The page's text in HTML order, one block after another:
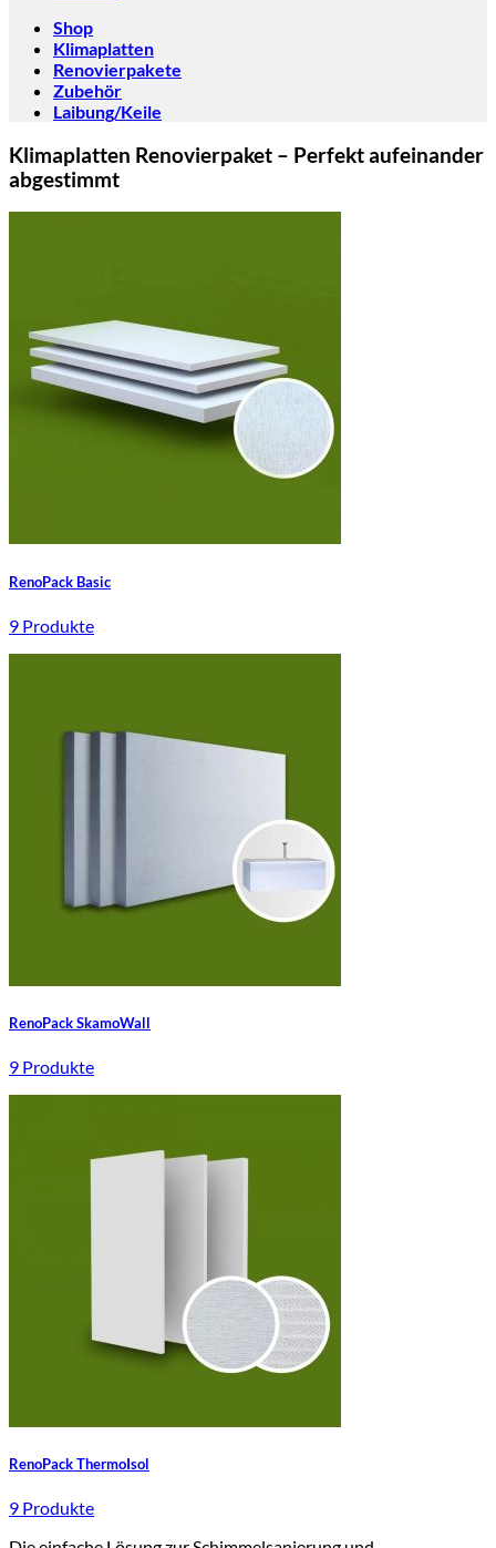
Shop
Klimaplatten
Renovierpakete
Zubehör
Laibung/Keile
Klimaplatten Renovierpaket – Perfekt aufeinander
abgestimmt
RenoPack Basic
9 Produkte
RenoPack SkamoWall
9 Produkte
RenoPack ThermoIsol
9 Produkte